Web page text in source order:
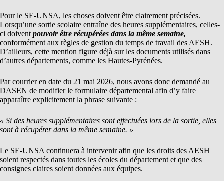
Pour le SE-UNSA, les choses doivent être clairement précisées.
Lorsqu’une sortie scolaire entraîne des heures supplémentaires, celles-
ci doivent pouvoir être récupérées dans la même semaine,
conformément aux règles de gestion du temps de travail des AESH.
D’ailleurs, cette mention figure déjà sur les documents utilisés dans
d’autres départements, comme les Hautes-Pyrénées.
Par courrier en date du 21 mai 2026, nous avons donc demandé au
DASEN de modifier le formulaire départemental afin d’y faire
apparaître explicitement la phrase suivante :
« Si des heures supplémentaires sont effectuées lors de la sortie, elles
sont à récupérer dans la même semaine. »
Le SE-UNSA continuera à intervenir afin que les droits des AESH
soient respectés dans toutes les écoles du département et que des
consignes claires soient données aux équipes.